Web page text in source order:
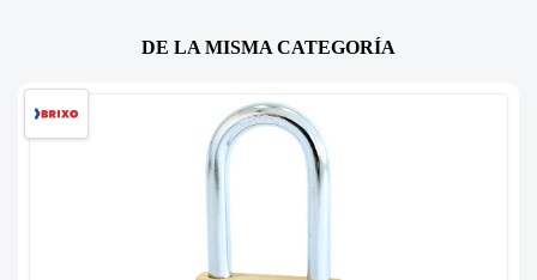
DE LA MISMA CATEGORÍA